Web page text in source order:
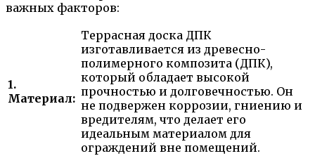
важных факторов:
1.
Материал:
Террасная доска ДПК
изготавливается из древесно-
полимерного композита (ДПК),
который обладает высокой
прочностью и долговечностью. Он
не подвержен коррозии, гниению и
вредителям, что делает его
идеальным материалом для
ограждений вне помещений.